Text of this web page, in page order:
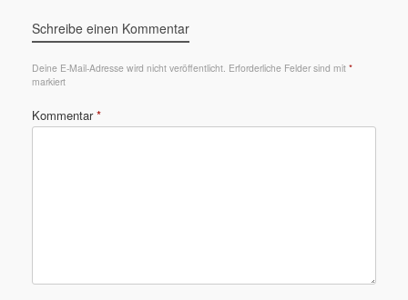
Schreibe einen Kommentar
Deine E-Mail-Adresse wird nicht veröffentlicht. Erforderliche Felder sind mit *
markiert
Kommentar*